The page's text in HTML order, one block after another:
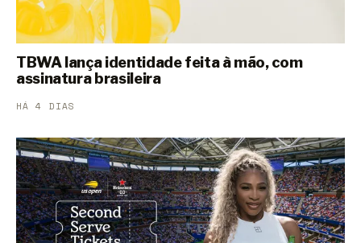
TBWA lança identidade feita à mão, com
assinatura brasileira
HÁ 4 DIAS